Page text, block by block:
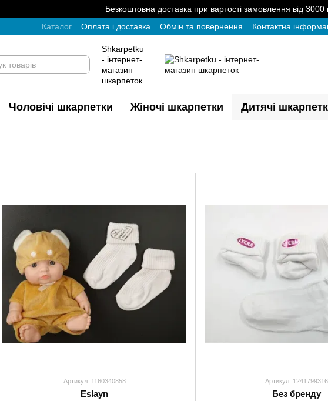
Безкоштовна доставка при вартості замовлення від 3000
Каталог
Оплата і доставка Обмін та повернення Контактна
Shkarpetku
- інтернет-
магазин
шкарпеток
Чоловічі шкарпетки Жіночі шкарпетки Дитячі
Артикул: 1160340858
Eslayn
Артикул: 1241799316
Без бренду